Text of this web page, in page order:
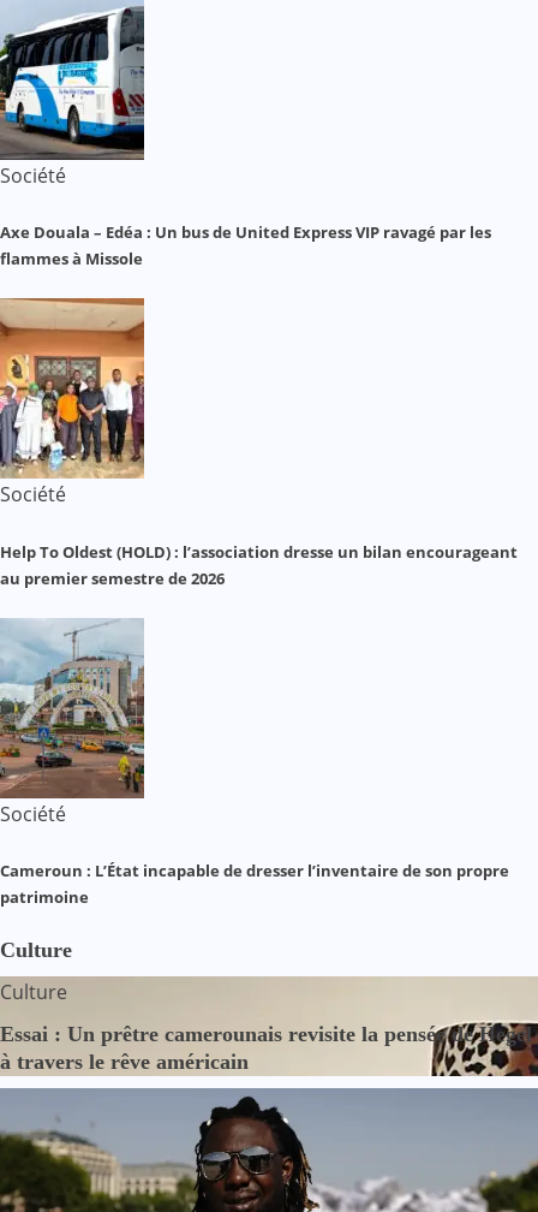
Société
Axe Douala – Edéa : Un bus de United Express VIP ravagé par les
flammes à Missole
Société
Help To Oldest (HOLD) : l’association dresse un bilan encourageant
au premier semestre de 2026
Société
Cameroun : L’État incapable de dresser l’inventaire de son propre
patrimoine
Culture
Culture
Essai : Un prêtre camerounais revisite la pensée de Hegel
à travers le rêve américain